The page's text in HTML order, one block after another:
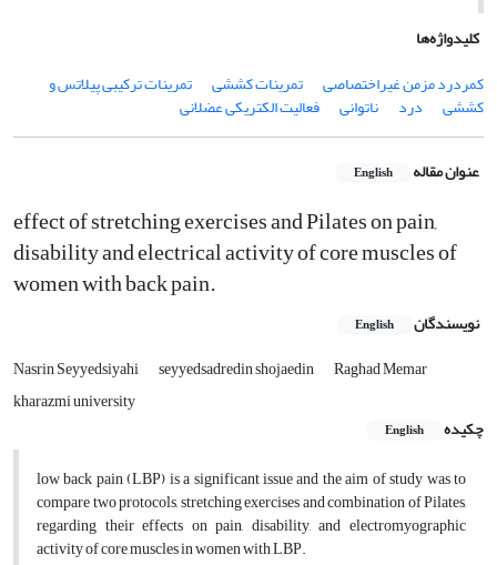
کلیدواژه‌ها
کمردرد مزمن غیراختصاصی
تمرینات کششی تمرینات ترکیبی پیلاتس و
کششی درد ناتوانی فعالیت الکتریکی عضلانی
عنوان مقاله English
effect of stretching exercises and Pilates on pain,
disability and electrical activity of core muscles of
women with back pain.
نویسندگان English
Nasrin Seyyedsiyahi seyyedsadredin shojaedin
Raghad Memar
kharazmi university
چکیده
English
low back pain (LBP) is a significant issue and the aim of study was to
compare two protocols, stretching exercises and combination of Pilates,
regarding their effects on pain, disability, and electromyographic
activity of core muscles in women with LBP.